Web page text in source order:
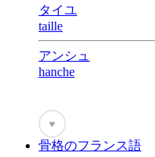
タイユ
taille
アンシュ
hanche
♥
骨格のフランス語